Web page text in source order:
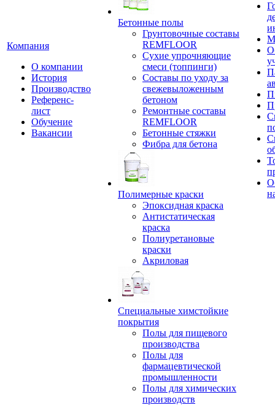
Компания
О компании
История
Производство
Референс-
лист
Обучение
Вакансии
Бетонные полы
Грунтовочные составы
REMFLOOR
Сухие упрочняющие
смеси (топпинги)
Составы по уходу за
свежевыложенным
бетоном
Ремонтные составы
REMFLOOR
Бетонные стяжки
Фибра для бетона
Полимерные краски
Эпоксидная краска
Антистатическая
краска
Полиуретановые
краски
Акриловая
Специальные химстойкие
покрытия
Полы для пищевого
производства
Полы для
фармацевтической
промышленности
Полы для химических
производств